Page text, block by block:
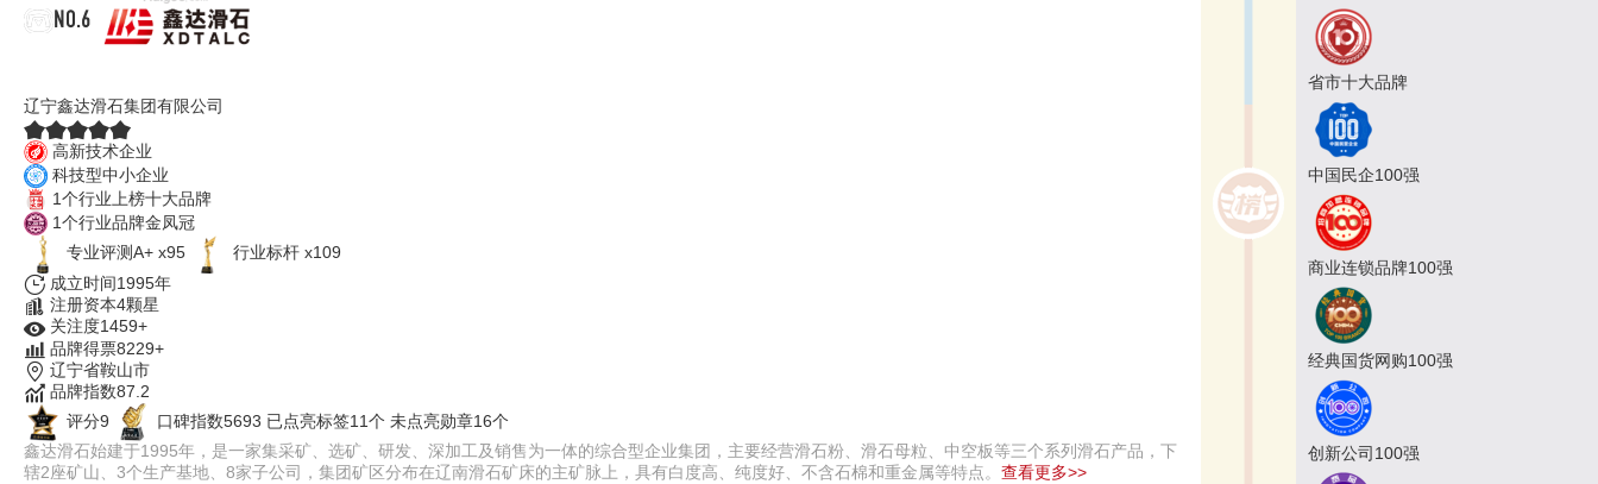
NO.6
辽宁鑫达滑石集团有限公司
高新技术企业
科技型中小企业
1个行业上榜十大品牌
1个行业品牌金凤冠
专业评测A+ x95
行业标杆 x109
成立时间1995年
注册资本4颗星
关注度1459+
品牌得票8229+
辽宁省鞍山市
品牌指数87.2
评分9
口碑指数5693 已点亮标签11个 未点亮勋章16个
鑫达滑石始建于1995年，是一家集采矿、选矿、研发、深加工及销售为一体的综合型企业集团，主要经营滑石粉、滑石母粒、中空板等三个系列滑石产品，下
辖2座矿山、3个生产基地、8家子公司，集团矿区分布在辽南滑石矿床的主矿脉上，具有白度高、纯度好、不含石棉和重金属等特点。 查看更多>>
省市十大品牌
中国民企100强
商业连锁品牌100强
经典国货网购100强
创新公司100强